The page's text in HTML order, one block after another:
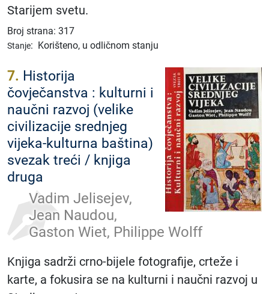
Starijem svetu.
Broj strana: 317
Stanje: Korišteno, u odličnom stanju
7. Historija
čovječanstva : kulturni i
naučni razvoj (velike
civilizacije srednjeg
vijeka-kulturna baština)
svezak treći / knjiga
druga
Vadim Jelisejev,
Jean Naudou,
Gaston Wiet, Philippe Wolff
Knjiga sadrži crno-bijele fotografije, crteže i
karte, a fokusira se na kulturni i naučni razvoj u